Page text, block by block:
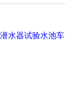
水器试验水池车